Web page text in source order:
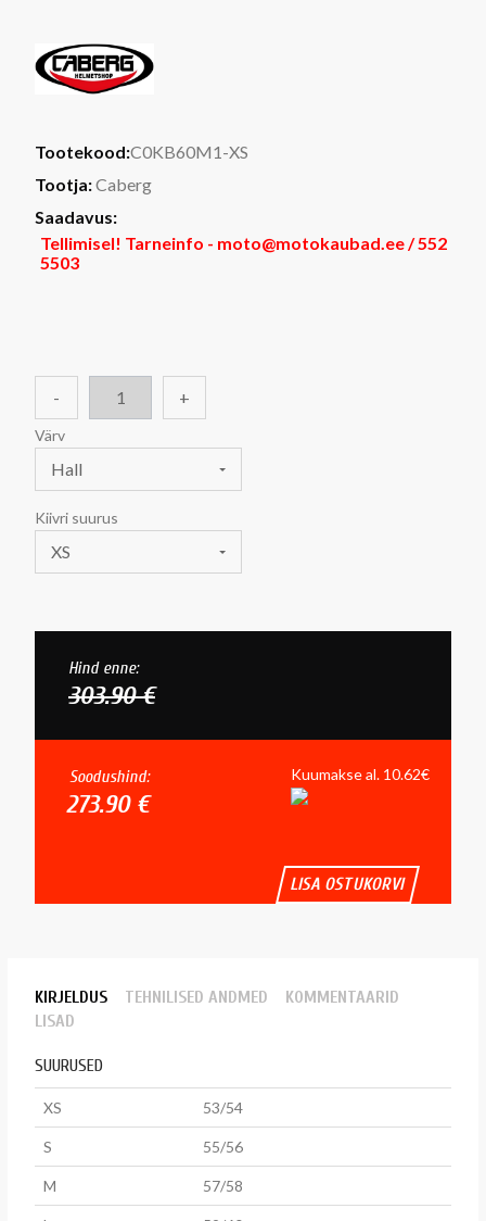
Tootekood:C0KB60M1-XS
Tootja:Caberg
Saadavus:
Tellimisel! Tarneinfo - moto@motokaubad.ee / 552
5503
- +
Värv
Hall
Kiivri suurus
XS
Hind enne:
303.90 €
Soodushind:
273.90 €
Kuumakse al. 10.62€
LISA OSTUKORVI
KIRJELDUS TEHNILISED ANDMED
KOMMENTAARID
LISAD
SUURUSED
XS 53/54
S 55/56
M 57/58